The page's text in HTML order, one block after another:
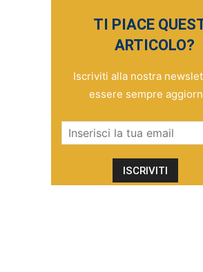
TI PIACE
ARTICOLO?
Iscriviti alla nostra
essere sempre